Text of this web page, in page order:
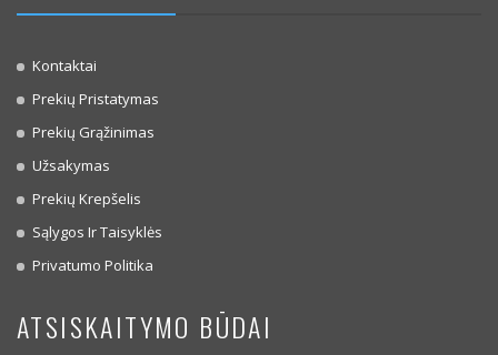
Kontaktai
Prekių Pristatymas
Prekių Grąžinimas
Užsakymas
Prekių Krepšelis
Sąlygos Ir Taisyklės
Privatumo Politika
ATSISKAITYMO BŪDAI